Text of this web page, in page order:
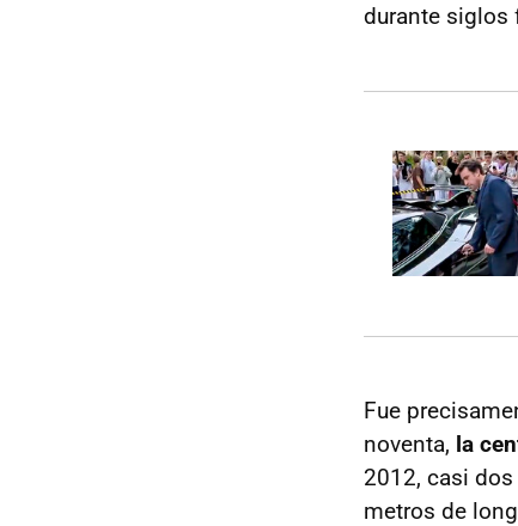
durante siglos
Fue
noventa, la
2012, casi
metros de